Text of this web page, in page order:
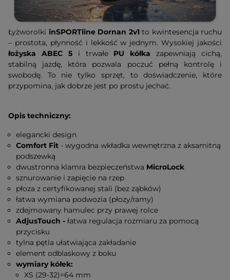
Łyżworolki inSPORTline Dornan 2v1to kwintesencja ruchu
– prostota, płynność i lekkość w jednym. Wysokiej jakości
łożyska ABEC 5i trwałe PU kółka zapewniają cichą,
stabilną jazdę, która pozwala poczuć pełną kontrolę i
swobodę. To nie tylko sprzęt, to doświadczenie, które
przypomina, jak dobrze jest po prostu jechać.
Opis techniczny:
elegancki design
Comfort Fit - wygodna wkładka wewnętrzna z aksamitną
podszewką
dwustronna klamra bezpieczeństwa MicroLock
sznurowanie i zapięcie na rzep
płoza z certyfikowanej stali (bez ząbków)
łatwa wymiana podwozia (płozy/ramy)
zdejmowany hamulec przy prawej rolce
AdjusTouch -łatwa regulacja rozmiaru za pomocą
przycisku
tylna pętla ułatwiająca zakładanie
element odblaskowy z boku
wymiary kółek:
XS (29-32)=64 mm